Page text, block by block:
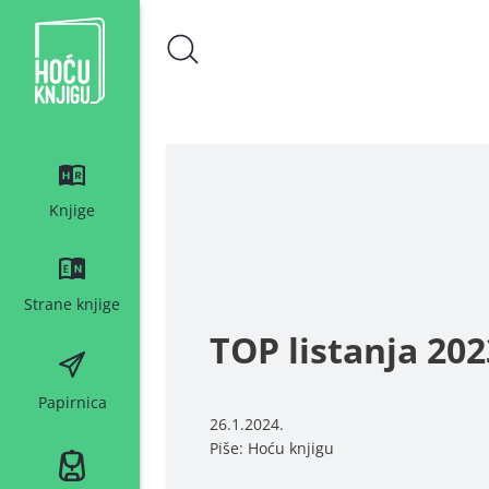
Hoću knjigu bijeli logo
Knjige
Strane knjige
Papirnica
TOP listanja
26.1.2024.
Piše: Hoću knjigu